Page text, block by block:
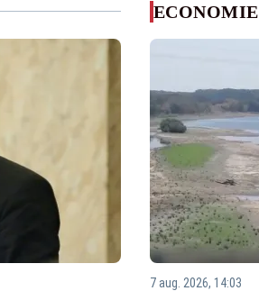
ECONOMIE
7 aug. 2026, 14:03